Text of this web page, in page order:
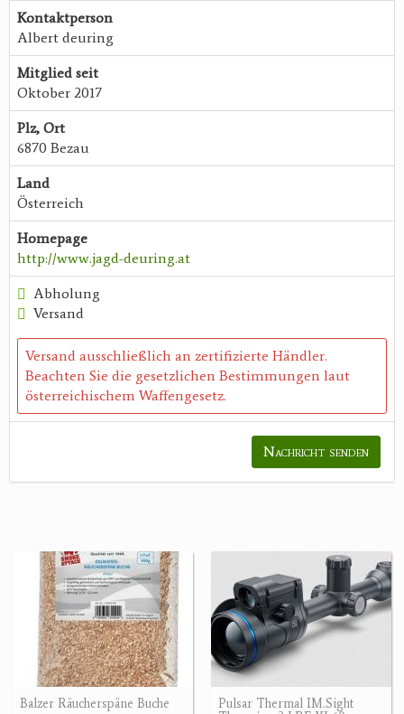
Kontaktperson
Albert deuring
Mitglied seit
Oktober 2017
Plz, Ort
6870 Bezau
Land
Österreich
Homepage
http://www.jagd-deuring.at
Abholung
Versand
Versand ausschließlich an zertifizierte Händler.
Beachten Sie die gesetzlichen Bestimmungen laut
österreichischem Waffengesetz.
Nachricht senden
Balzer Räucherspäne Buche
Pulsar Thermal IM.Sight